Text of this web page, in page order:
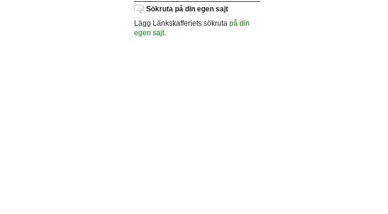
Sökruta på din egen sajt
Lägg Länkskafferiets sökruta på din
egen sajt.